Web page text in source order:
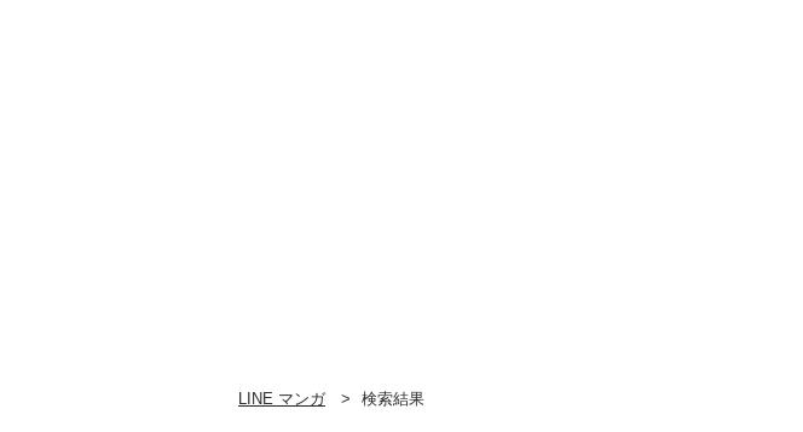
LINE マンガ 検索結果